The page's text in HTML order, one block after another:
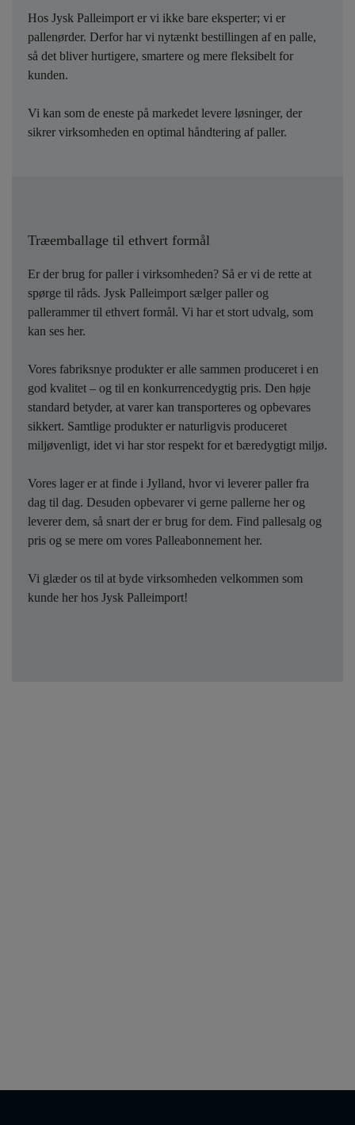
Hos Jysk Palleimport er vi ikke bare eksperter; vi er
pallenørder. Derfor har vi nytænkt bestillingen af en palle,
så det bliver hurtigere, smartere og mere fleksibelt for
kunden.
Vi kan som de eneste på markedet levere løsninger, der
sikrer virksomheden en optimal håndtering af paller.
Træemballage til ethvert formål
Er der brug for paller i virksomheden? Så er vi de rette at
spørge til råds. Jysk Palleimport sælger paller og
pallerammer til ethvert formål. Vi har et stort udvalg, som
kan ses her.
Vores fabriksnye produkter er alle sammen produceret i en
god kvalitet – og til en konkurrencedygtig pris. Den høje
standard betyder, at varer kan transporteres og opbevares
sikkert. Samtlige produkter er naturligvis produceret
miljøvenligt, idet vi har stor respekt for et bæredygtigt miljø.
Vores lager er at finde i Jylland, hvor vi leverer paller fra
dag til dag. Desuden opbevarer vi gerne pallerne her og
leverer dem, så snart der er brug for dem. Find pallesalg og
pris og se mere om vores Palleabonnement her.
Vi glæder os til at byde virksomheden velkommen som
kunde her hos Jysk Palleimport!